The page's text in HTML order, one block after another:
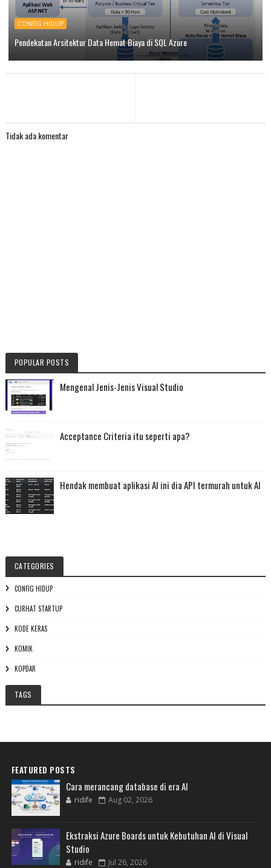
CONFIG HIDUP
Pendekatan Arsitektur Data Hemat Biaya di SQL Azure
Tidak ada komentar
POPULAR POSTS
Mengenal Jenis-Jenis Visual Studio
Acceptance Criteria itu seperti apa?
Hendak membuat aplikasi AI ini dia API termurah untuk AI
CATEGORIES
CONFIG HIDUP
CURHAT STARTUP
KODE KERAS
KOMIK
KOPDAR
TAGS
FEATURED POSTS
Cara merancang database di era AI
ridife Aug 02, 2026
Ekstraksi Azure Boards untuk Kebutuhan AI di Visual
Studio
ridife Jul 26, 2026